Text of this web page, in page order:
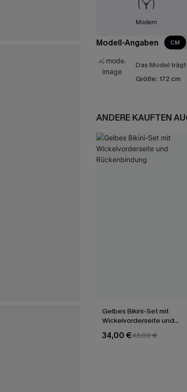
Modern
Modell-Angaben CM
Das Model
Größe: 172 cm
ANDERE KAUFTEN
Gelbes Bikini-Set mit
Wickelvorderseite und
Rückenbindung
34,00 €43,00 €